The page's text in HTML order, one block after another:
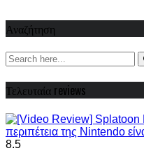
Αναζήτηση
Τελευταία reviews
8.5